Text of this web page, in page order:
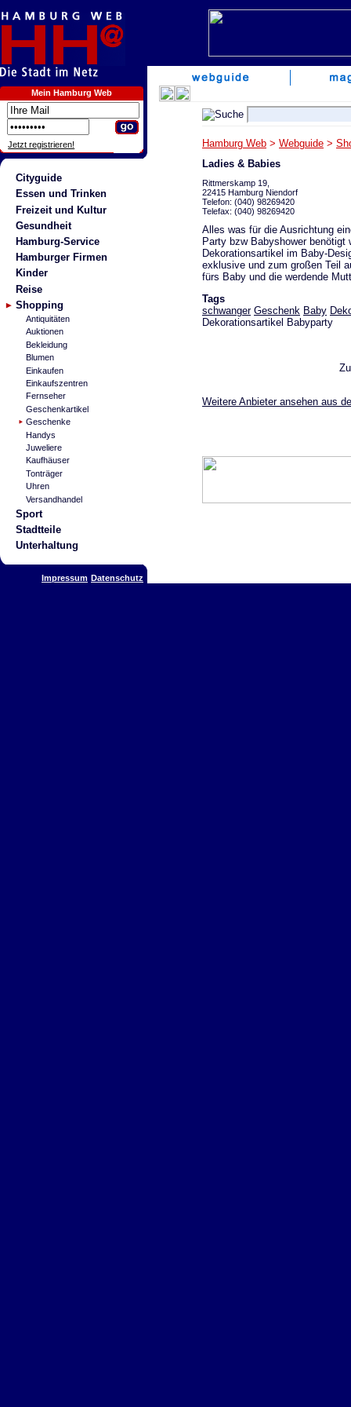
Mein Hamburg Web
Jetzt registrieren!
Cityguide
Essen und Trinken
Freizeit und Kultur
Gesundheit
Hamburg-Service
Hamburger Firmen
Kinder
Reise
Shopping
Antiquitäten
Auktionen
Bekleidung
Blumen
Einkaufen
Einkaufszentren
Fernseher
Geschenkartikel
Geschenke
Handys
Juweliere
Kaufhäuser
Tonträger
Uhren
Versandhandel
Sport
Stadtteile
Unterhaltung
Impressum Datenschutz
Hamburg Web > Webguide >
Ladies & Babies
Rittmerskamp 19,
22415 Hamburg Niendorf
Telefon: (040) 98269420
Telefax: (040) 98269420
Alles was für die Ausrichtung
Party bzw Babyshower
Dekorationsartikel im Baby-
exklusive und zum großen Teil
fürs Baby und die werdende
Tags
schwanger Geschenk Baby
Dekorationsartikel Babyparty
Weitere Anbieter ansehen aus